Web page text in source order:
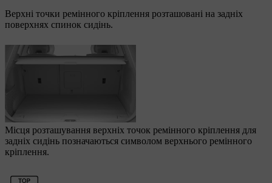
Верхні точки ремінного кріплення розташовані на задніх
поверхнях спинок сидінь.
Місця розташування верхніх точок ремінного кріплення для
задніх сидінь позначаються символом верхнього ремінного
кріплення.